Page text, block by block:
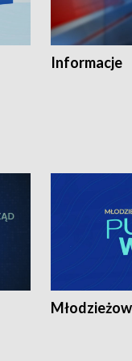
Informacje